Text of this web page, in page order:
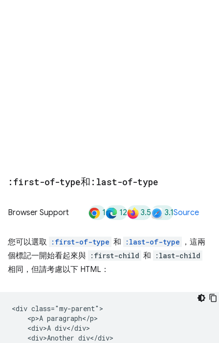
:first-of-type和 :last-of-type
Browser Support 1 12 3.5 3.1Source
您可以選取 :first-of-type 和 :last-of-type
，這兩
個標記一開始看起來與 :first-child 和 :last-child
相同，但請考慮以下 HTML：
<div class="my-parent">
    <p>A paragraph</p>
    <div>A div</div>
    <div>Another div</div>